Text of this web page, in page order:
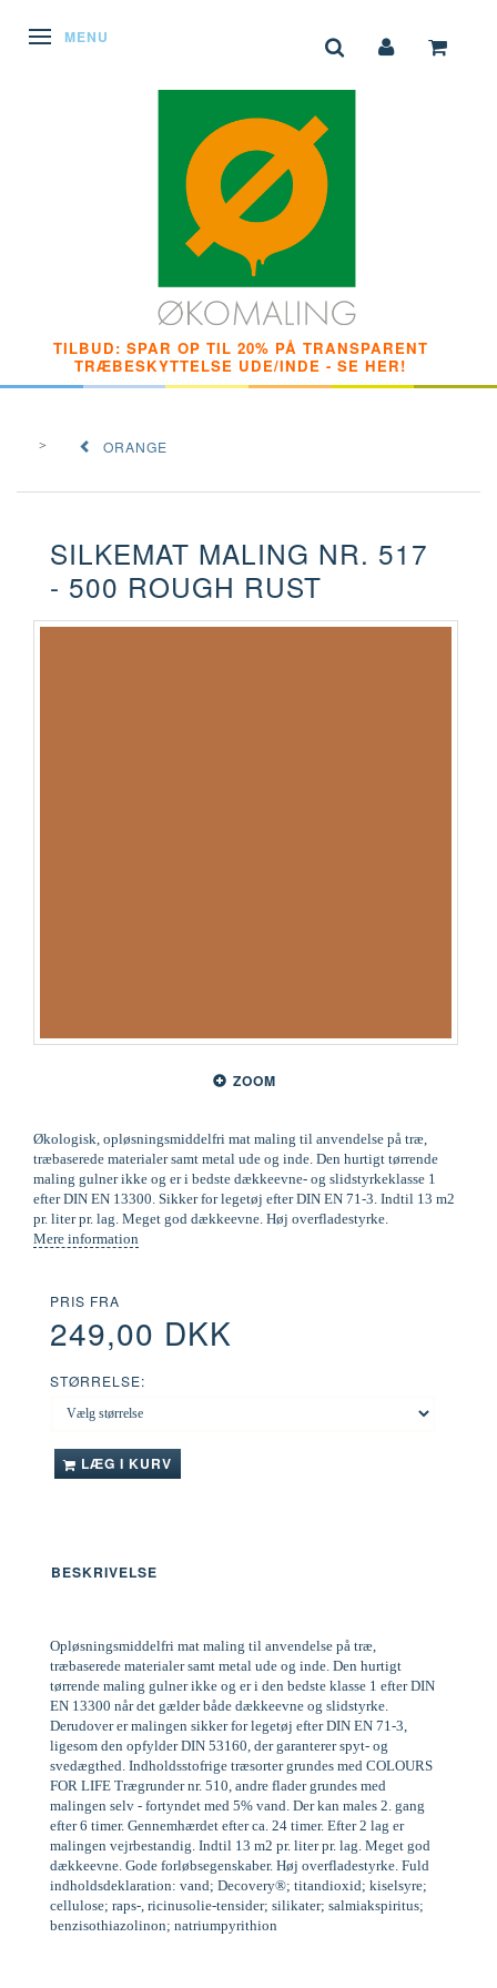
SKIFTE NAVIGATION
MENU
TILBUD: SPAR OP TIL 20% PÅ TRANSPARENT
TRÆBESKYTTELSE UDE/INDE - SE HER!
ORANGE
SILKEMAT MALING NR. 517
- 500 ROUGH RUST
ZOOM
Økologisk, opløsningsmiddelfri mat maling til anvendelse på træ,
træbaserede materialer samt metal ude og inde. Den hurtigt tørrende
maling gulner ikke og er i bedste dækkeevne- og slidstyrkeklasse 1
efter DIN EN 13300. Sikker for legetøj efter DIN EN 71-3. Indtil 13 m2
pr. liter pr. lag. Meget god dækkeevne. Høj overfladestyrke.
Mere information
PRIS FRA
249,00 DKK
STØRRELSE:
LÆG I KURV
BESKRIVELSE
Opløsningsmiddelfri mat maling til anvendelse på træ,
træbaserede materialer samt metal ude og inde. Den hurtigt
tørrende maling gulner ikke og er i den bedste klasse 1 efter DIN
EN 13300 når det gælder både dækkeevne og slidstyrke.
Derudover er malingen sikker for legetøj efter DIN EN 71-3,
ligesom den opfylder DIN 53160, der garanterer spyt- og
svedægthed. Indholdsstofrige træsorter grundes med COLOURS
FOR LIFE Trægrunder nr. 510, andre flader grundes med
malingen selv - fortyndet med 5% vand. Der kan males 2. gang
efter 6 timer. Gennemhærdet efter ca. 24 timer. Efter 2 lag er
malingen vejrbestandig. Indtil 13 m2 pr. liter pr. lag. Meget god
dækkeevne. Gode forløbsegenskaber. Høj overfladestyrke. Fuld
indholdsdeklaration: vand; Decovery®; titandioxid; kiselsyre;
cellulose; raps-, ricinusolie-tensider; silikater; salmiakspiritus;
benzisothiazolinon; natriumpyrithion